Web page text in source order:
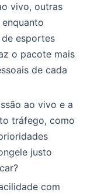
vivo, outras
esportes
o pacote mais
de cada
ao vivo e a
tráfego, como
justo
com